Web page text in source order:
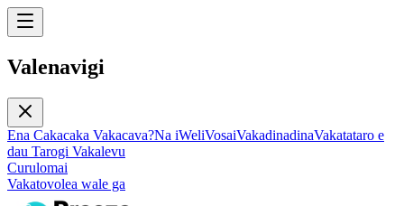
Valenavigi
Ena Cakacaka Vakacava?Na iWeliVosaiVakadinadinaVakatataro e
dau Tarogi Vakalevu
Curulomai
Vakatovolea wale ga